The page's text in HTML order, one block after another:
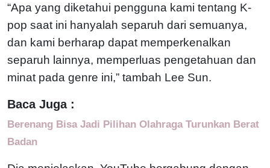
“Apa yang diketahui pengguna kami tentang K-
pop saat ini hanyalah separuh dari semuanya,
dan kami berharap dapat memperkenalkan
separuh lainnya, memperluas pengetahuan dan
minat pada genre ini,” tambah Lee Sun.
Baca Juga :
Berenang Bisa Jadi Pilihan Olahraga Turunkan Berat
Badan